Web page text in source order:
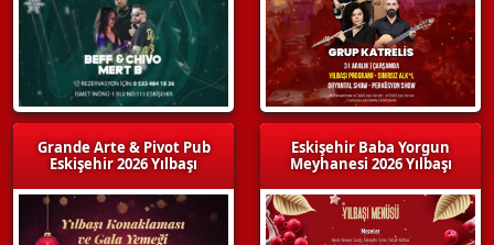
Grande Arte & Pivot Pub
Eskişehir 2026 Yılbaşı
Eskişehir Baba Yorgun
Meyhanesi 2026 Yılbaşı